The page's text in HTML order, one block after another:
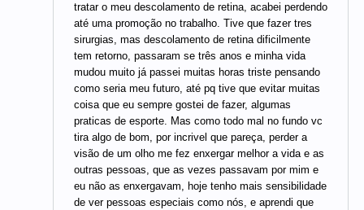
tratar o meu descolamento de retina, acabei perdendo
até uma promoção no trabalho. Tive que fazer tres
sirurgias, mas descolamento de retina dificilmente
tem retorno, passaram se três anos e minha vida
mudou muito já passei muitas horas triste pensando
como seria meu futuro, até pq tive que evitar muitas
coisa que eu sempre gostei de fazer, algumas
praticas de esporte. Mas como todo mal no fundo vc
tira algo de bom, por incrivel que pareça, perder a
visão de um olho me fez enxergar melhor a vida e as
outras pessoas, que as vezes passavam por mim e
eu não as enxergavam, hoje tenho mais sensibilidade
de ver pessoas especiais como nós, e aprendi que